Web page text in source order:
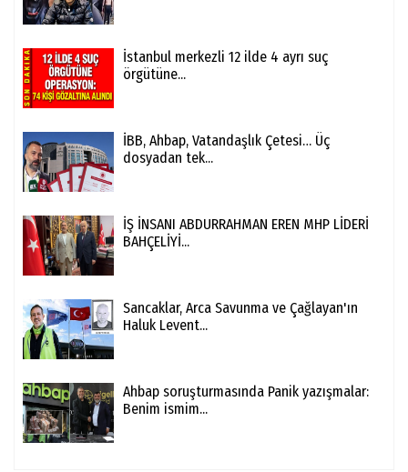
İstanbul merkezli 12 ilde 4 ayrı suç
örgütüne...
İBB, Ahbap, Vatandaşlık Çetesi… Üç
dosyadan tek...
İŞ İNSANI ABDURRAHMAN EREN MHP LİDERİ
BAHÇELİYİ...
Sancaklar, Arca Savunma ve Çağlayan'ın
Haluk Levent...
Ahbap soruşturmasında Panik yazışmalar:
Benim ismim...